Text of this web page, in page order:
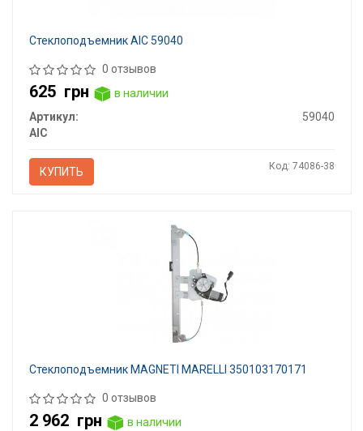
Стеклоподъемник AIC 59040
0 отзывов
625 грн
в наличии
Артикул:
59040
AIC
КУПИТЬ Код: 74086-38
Стеклоподъемник MAGNETI MARELLI 350103170171
0 отзывов
2 962 грн
в наличии